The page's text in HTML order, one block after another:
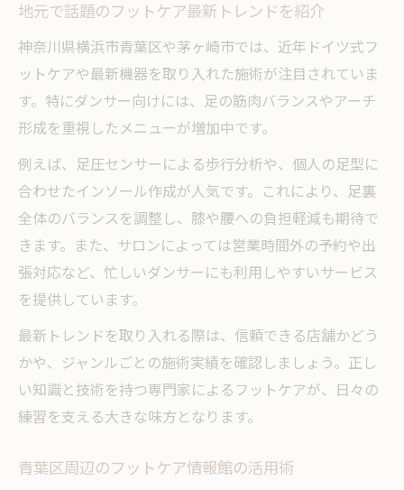
地元で話題のフットケア最新トレンドを紹介
神奈川県横浜市青葉区や茅ヶ崎市では、近年ドイツ式フ
ットケアや最新機器を取り入れた施術が注目されていま
す。特にダンサー向けには、足の筋肉バランスやアーチ
形成を重視したメニューが増加中です。
例えば、足圧センサーによる歩行分析や、個人の足型に
合わせたインソール作成が人気です。これにより、足裏
全体のバランスを調整し、膝や腰への負担軽減も期待で
きます。また、サロンによっては営業時間外の予約や出
張対応など、忙しいダンサーにも利用しやすいサービス
を提供しています。
最新トレンドを取り入れる際は、信頼できる店舗かどう
かや、ジャンルごとの施術実績を確認しましょう。正し
い知識と技術を持つ専門家によるフットケアが、日々の
練習を支える大きな味方となります。
青葉区周辺のフットケア情報館の活用術